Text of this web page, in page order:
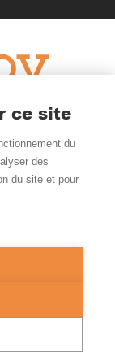
légales
ce site
du
des
du site et pour